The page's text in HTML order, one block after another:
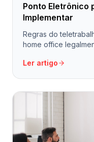
Ponto Eletrônico
Implementar
Regras do
home office
Ler artigo